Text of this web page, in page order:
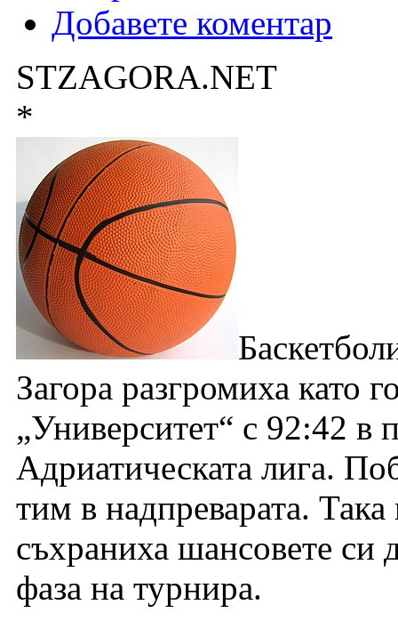
Добавете коментар
STZAGORA.NET
*
Загора разгромиха като
„Университет“ с 92:42 в
Адриатическата лига.
тим в надпреварата.
съхраниха шансовете си
фаза на турнира.